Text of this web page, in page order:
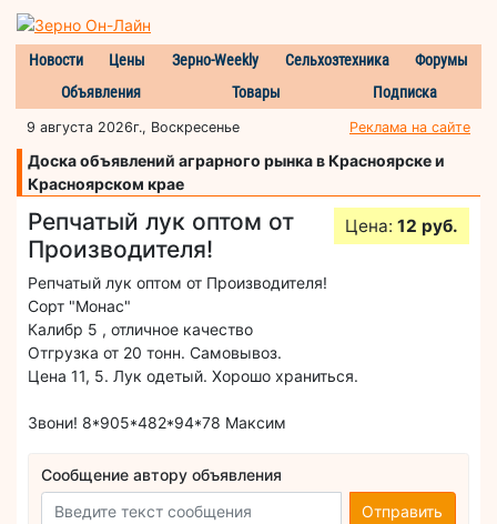
Новости Цены Зерно-Weekly Сельхозтехника
Форумы
Объявления
Товары Подписка
9 августа 2026г., Воскресенье Реклама на сайте
Доска объявлений аграрного рынка в Красноярске и
Красноярском крае
Репчатый лук оптом от
Производителя!
Цена: 12 руб.
Репчатый лук оптом от Производителя!
Сорт "Монас"
Калибр 5 , отличное качество
Отгрузка от 20 тонн. Самовывоз.
Цена 11, 5. Лук одетый. Хорошо храниться.
Звони! 8*905*482*94*78 Максим
Сообщение автору объявления
Отправить